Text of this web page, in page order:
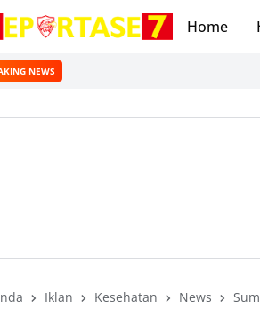
Home
NEWS
Iklan Kesehatan News